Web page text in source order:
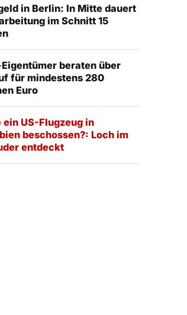
in Berlin: In Mitte dauert
im Schnitt 15
beraten über
für mindestens 280
Euro
ein US-Flugzeug in
beschossen?: Loch im
entdeckt